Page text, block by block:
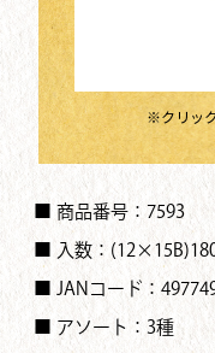
※クリッ
■ 商品番号：7593
■ 入数：
■ JANコード：
■ アソート：3種